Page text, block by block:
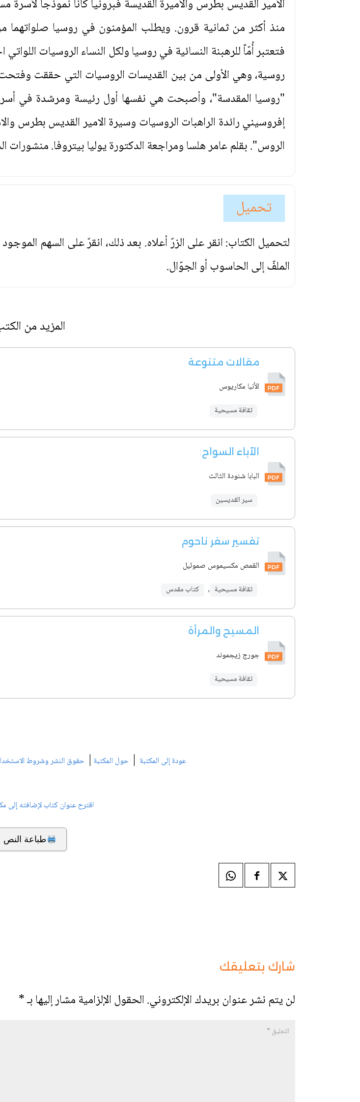
الأمير القديس بطرس والأميرة القديسة فبرونيا كانا نموذجاً
منذ أكثر من ثمانية قرون. ويطلب المؤمنون في روسيا صلواتهما
فتعتبر أُمّاً للرهبنة النسائية في روسيا ولكل النساء الروسيات
روسية، وهي الأولى من بين القديسات الروسيات التي حققت
"روسيا المقدسة"، وأصبحت هي نفسها أول رئيسة ومرشدة في
إفروسيني رائدة الراهبات الروسيات وسيرة الامير القديس بطرس
الروس". بقلم عامر هلسا ومراجعة الدكتورة يوليا بيتروفا. منشورات
تحميل
لتحميل الكتاب: انقر على الزرّ أعلاه. بعد ذلك، انقرّ على السهم
الملفّ إلى الحاسوب أو الجوّال.
المزيد من
مقالات متنوعة
الأنبا مكاريوس
ثقافة مسيحية
الآباء السواح
البابا شنودة الثالث
سير القديسين
تفسير سفر ناحوم
القمص مكسيموس صموئيل
ثقافة مسيحية , كتاب مقدس
المسيح والمرأة
جورج زيجموند
ثقافة مسيحية
عودة إلى المكتبة | حول المكتبة | حقوق النشر وشروط
اقترح عنوان كتاب لإضافته إلى
طباعة النص
شارك بتعليقك
لن يتم نشر عنوان بريدك الإلكتروني.الحقول الإلزامية مشار إليها بـ*